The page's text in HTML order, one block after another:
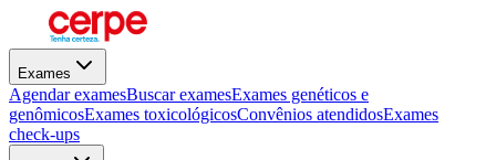
Exames
Agendar examesBuscar examesExames genéticos e
genômicosExames toxicológicosConvênios atendidosExames
check-ups